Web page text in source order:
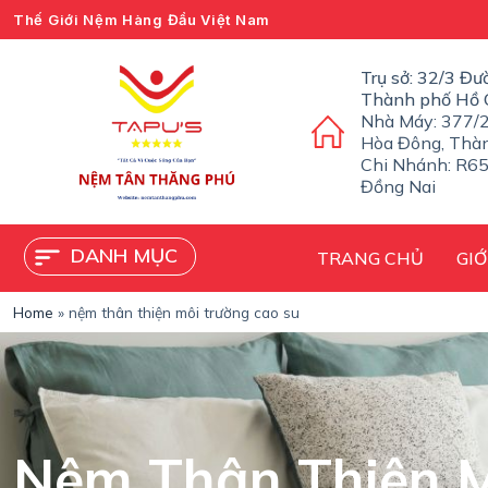
C
h
h
ầ
n
ộ
i
d
u
n
g
Thế Giới Nệm Hàng Đầu Việt Nam
Trụ sở: 32/3
Thành phố Hồ
Nhà Máy: 377/
Hòa Đông,
Chi Nhánh:
Đồng Nai
DANH MỤC TRANG CHỦ
Home » nệm thân thiện môi trường cao su